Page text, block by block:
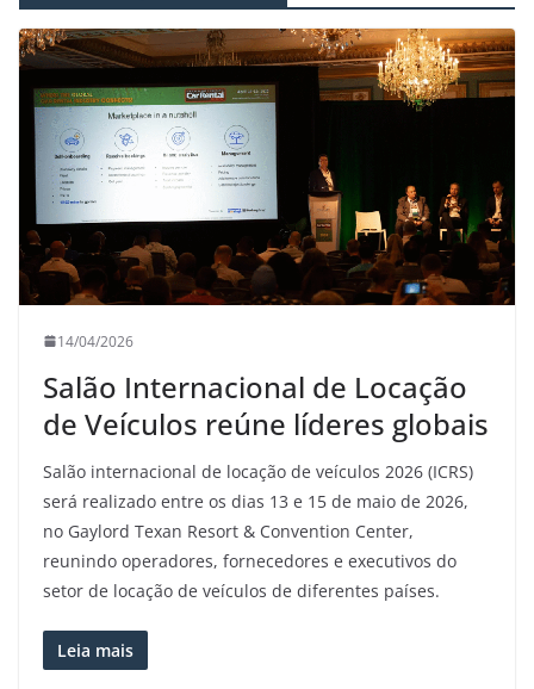
14/04/2026
Salão Internacional de Locação
de Veículos reúne líderes globais
Salão internacional de locação de veículos 2026 (ICRS)
será realizado entre os dias 13 e 15 de maio de 2026,
no Gaylord Texan Resort & Convention Center,
reunindo operadores, fornecedores e executivos do
setor de locação de veículos de diferentes países.
Leia mais